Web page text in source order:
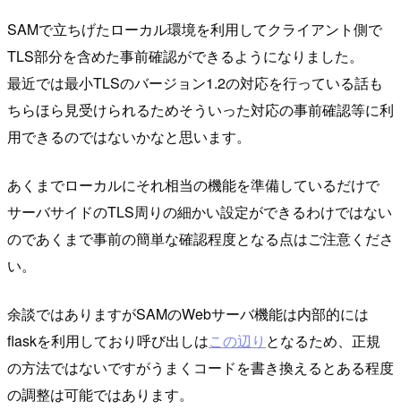
SAMで立ちげたローカル環境を利用してクライアント側で
TLS部分を含めた事前確認ができるようになりました。
最近では最小TLSのバージョン1.2の対応を行っている話も
ちらほら見受けられるためそういった対応の事前確認等に利
用できるのではないかなと思います。
あくまでローカルにそれ相当の機能を準備しているだけで
サーバサイドのTLS周りの細かい設定ができるわけではない
のであくまで事前の簡単な確認程度となる点はご注意くださ
い。
余談ではありますがSAMのWebサーバ機能は内部的には
flaskを利用しており呼び出しはこの辺り となるため、正規
の方法ではないですがうまくコードを書き換えるとある程度
の調整は可能ではあります。